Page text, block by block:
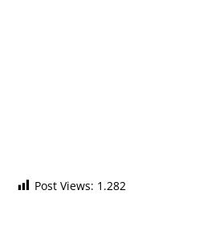
Post Views: 1.282